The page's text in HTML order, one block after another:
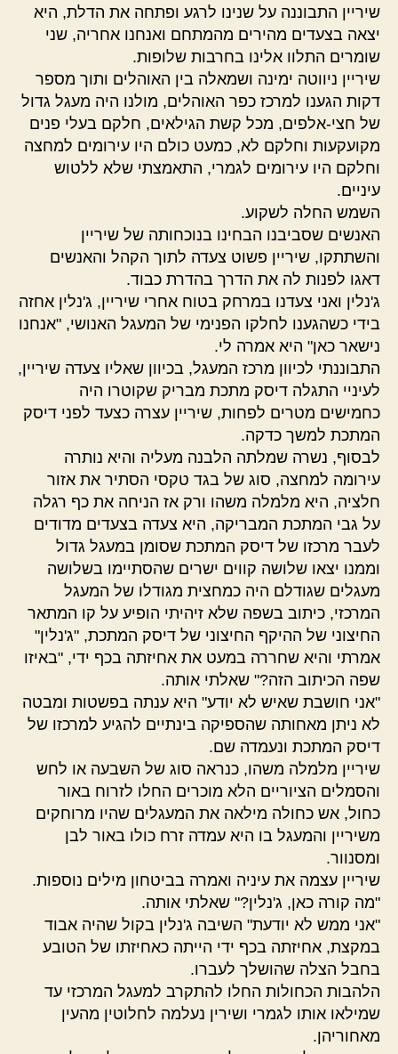
שיריין התבוננה על שנינו לרגע ופתחה את הדלת, היא
יצאה בצעדים מהירים מהמתחם ואנחנו אחריה, שני
שומרים התלוו אלינו בחרבות שלופות.
שיריין ניווטה ימינה ושמאלה בין האוהלים ותוך מספר
דקות הגענו למרכז כפר האוהלים, מולנו היה מעגל גדול
של חצי-אלפים, מכל קשת הגילאים, חלקם בעלי פנים
מקועקעות וחלקם לא, כמעט כולם היו עירומים למחצה
וחלקם היו עירומים לגמרי, התאמצתי שלא ללטוש
עיניים.
השמש החלה לשקוע.
האנשים שסביבנו הבחינו בנוכחותה של שיריין
והשתתקו, שיריין פשוט צעדה לתוך הקהל והאנשים
דאגו לפנות לה את הדרך בהדרת כבוד.
ג'נלין ואני צעדנו במרחק בטוח אחרי שיריין, ג'נלין אחזה
בידי כשהגענו לחלקו הפנימי של המעגל האנושי, "אנחנו
נישאר כאן" היא אמרה לי.
התבוננתי לכיוון מרכז המעגל, בכיוון שאליו צעדה שיריין,
לעיניי התגלה דיסק מתכת מבריק שקוטרו היה
כחמישים מטרים לפחות, שיריין עצרה כצעד לפני דיסק
המתכת למשך כדקה.
לבסוף, נשרה שמלתה הלבנה מעליה והיא נותרה
עירומה למחצה, סוג של בגד טקסי הסתיר את אזור
חלציה, היא מלמלה משהו ורק אז הניחה את כף רגלה
על גבי המתכת המבריקה, היא צעדה בצעדים מדודים
לעבר מרכזו של דיסק המתכת שסומן במעגל גדול
וממנו יצאו שלושה קווים ישרים שהסתיימו בשלושה
מעגלים שגודלם היה כמחצית מגודלו של המעגל
המרכזי, כיתוב בשפה שלא זיהיתי הופיע על קו המתאר
החיצוני של ההיקף החיצוני של דיסק המתכת, "ג'נלין"
אמרתי והיא שחררה במעט את אחיזתה בכף ידי, "באיזו
שפה הכיתוב הזה?" שאלתי אותה.
"אני חושבת שאיש לא יודע" היא ענתה בפשטות ומבטה
לא ניתן מאחותה שהספיקה בינתיים להגיע למרכזו של
דיסק המתכת ונעמדה שם.
שיריין מלמלה משהו, כנראה סוג של השבעה או לחש
והסמלים הציוריים הלא מוכרים החלו לזרוח באור
כחול, אש כחולה מילאה את המעגלים שהיו מרוחקים
משיריין והמעגל בו היא עמדה זרח כולו באור לבן
ומסנוור.
שיריין עצמה את עיניה ואמרה בביטחון מילים נוספות.
"מה קורה כאן, ג'נלין?" שאלתי אותה.
"אני ממש לא יודעת" השיבה ג'נלין בקול שהיה אבוד
במקצת, אחיזתה בכף ידי הייתה כאחיזתו של הטובע
בחבל הצלה שהושלך לעברו.
הלהבות הכחולות החלו להתקרב למעגל המרכזי עד
שמילאו אותו לגמרי ושירין נעלמה לחלוטין מהעין
מאחוריהן.